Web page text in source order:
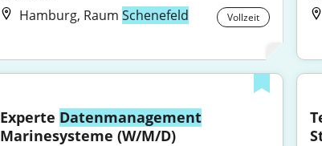
Hamburg, RaumSchenefeld Vollzeit
Experte Datenmanagement
Marinesysteme (W/M/D)